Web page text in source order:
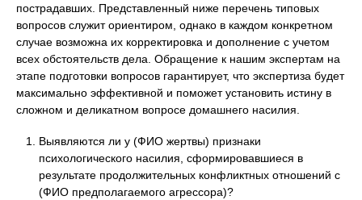
пострадавших. Представленный ниже перечень типовых
вопросов служит ориентиром, однако в каждом конкретном
случае возможна их корректировка и дополнение с учетом
всех обстоятельств дела. Обращение к нашим экспертам на
этапе подготовки вопросов гарантирует, что экспертиза будет
максимально эффективной и поможет установить истину в
сложном и деликатном вопросе домашнего насилия.
Выявляются ли у (ФИО жертвы) признаки
психологического насилия, сформировавшиеся в
результате продолжительных конфликтных отношений с
(ФИО предполагаемого агрессора)?